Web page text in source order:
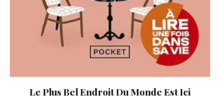
Le Plus Bel Endroit Du Monde Est Ici